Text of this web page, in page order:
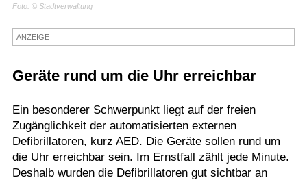
Foto: © Stadtverwaltung
ANZEIGE
Geräte rund um die Uhr erreichbar
Ein besonderer Schwerpunkt liegt auf der freien
Zugänglichkeit der automatisierten externen
Defibrillatoren, kurz AED. Die Geräte sollen rund um
die Uhr erreichbar sein. Im Ernstfall zählt jede Minute.
Deshalb wurden die Defibrillatoren gut sichtbar an